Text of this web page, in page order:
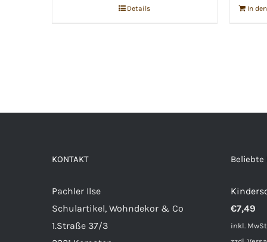
Details In
KONTAKT
Pachler Ilse
Schulartikel, Wohndekor & Co
1.Straße 37/3
Beliebte
€7,49
inkl.